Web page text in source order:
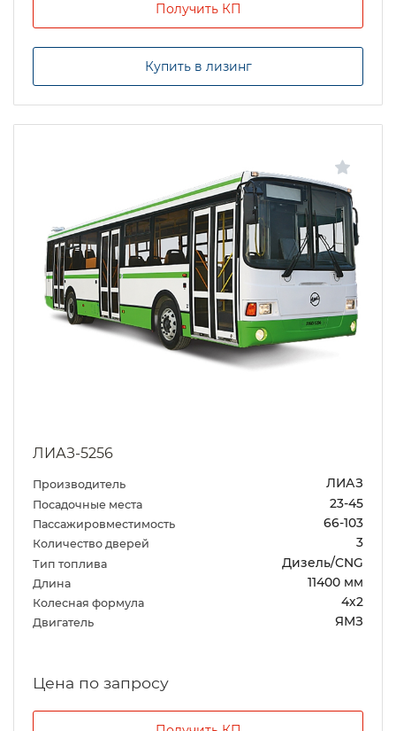
Получить КП
Купить в лизинг
ЛИАЗ-5256
Производитель ЛИАЗ
Посадочные места 23-45
Пассажировместимость 66-103
Количество дверей 3
Тип топлива Дизель/CNG
Длина 11400 мм
Колесная формула 4х2
Двигатель ЯМЗ
Цена по запросу